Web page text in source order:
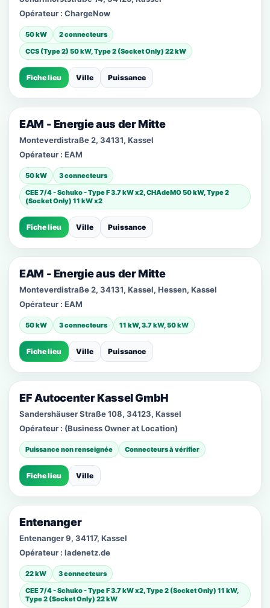
Opérateur : ChargeNow
50 kW
2 connecteurs
CCS (Type 2) 50 kW, Type 2 (Socket Only) 22 kW
Fiche lieu Ville Puissance
EAM - Energie aus der Mitte
Monteverdistraße 2, 34131, Kassel
Opérateur : EAM
50 kW
3 connecteurs
CEE 7/4 - Schuko - Type F 3.7 kW x2, CHAdeMO 50 kW, Type 2
(Socket Only) 11 kW x2
Fiche lieu Ville Puissance
EAM - Energie aus der Mitte
Monteverdistraße 2, 34131, Kassel, Hessen, Kassel
Opérateur : EAM
50 kW 3 connecteurs 11 kW, 3.7 kW, 50 kW
Fiche lieu Ville Puissance
EF Autocenter Kassel GmbH
Sandershäuser Straße 108, 34123, Kassel
Opérateur : (Business Owner at Location)
Puissance non renseignée Connecteurs à vérifier
Fiche lieu Ville
Entenanger
Entenanger 9, 34117, Kassel
Opérateur : ladenetz.de
22 kW
3 connecteurs
CEE 7/4 - Schuko - Type F 3.7 kW x2, Type 2 (Socket Only) 11 kW,
Type 2 (Socket Only) 22 kW